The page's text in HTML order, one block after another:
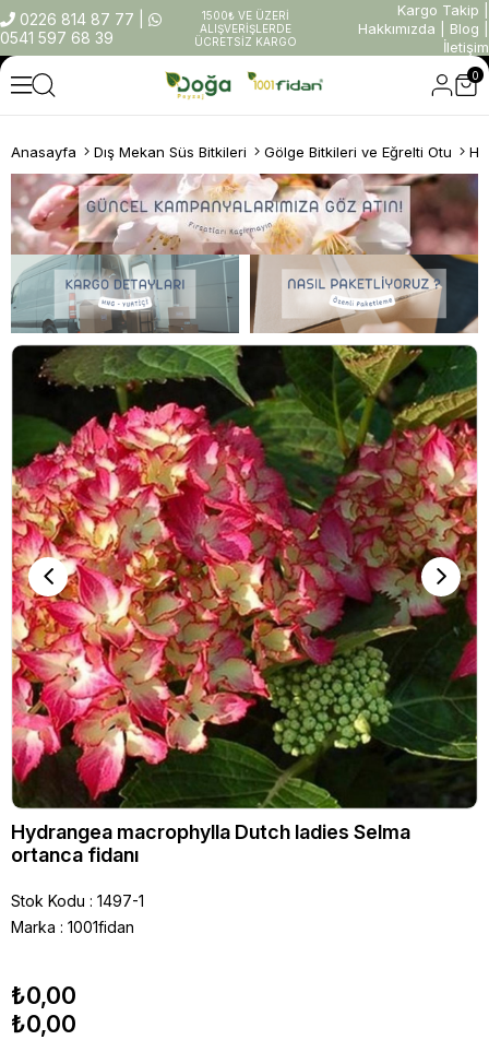
0226 814 87 77
0541 597 68 39
1500₺ VE ÜZERİ
ALIŞVERİŞLERDE
ÜCRETSİZ KARGO
Kargo Takip
Hakkımızda
Blog
İletişim
0
Anasayfa Dış Mekan Süs Bitkileri Gölge Bitkileri ve Eğrelti Otu
Hydrangea macrophylla Dutch ladies Selma
ortanca fidanı
Stok Kodu
1497-1
Marka : 1001fidan
₺0,00
₺0,00